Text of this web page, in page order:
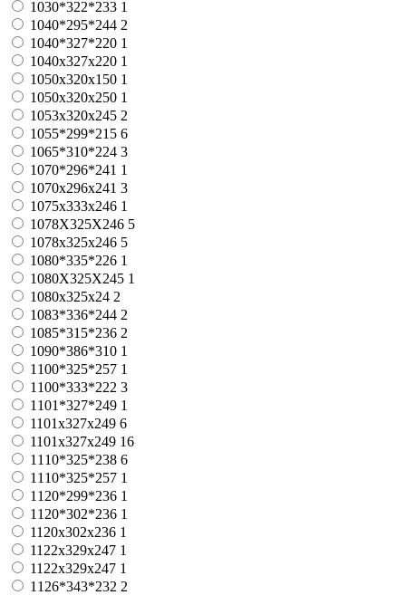
1030*322*233 1
1040*295*244 2
1040*327*220 1
1040x327x220 1
1050x320x150 1
1050x320x250 1
1053x320x245 2
1055*299*215 6
1065*310*224 3
1070*296*241 1
1070х296х241 3
1075x333x246 1
1078X325X246 5
1078х325х246 5
1080*335*226 1
1080X325X245 1
1080х325х24 2
1083*336*244 2
1085*315*236 2
1090*386*310 1
1100*325*257 1
1100*333*222 3
1101*327*249 1
1101x327x249 6
1101х327х249 16
1110*325*238 6
1110*325*257 1
1120*299*236 1
1120*302*236 1
1120х302х236 1
1122x329x247 1
1122х329х247 1
1126*343*232 2